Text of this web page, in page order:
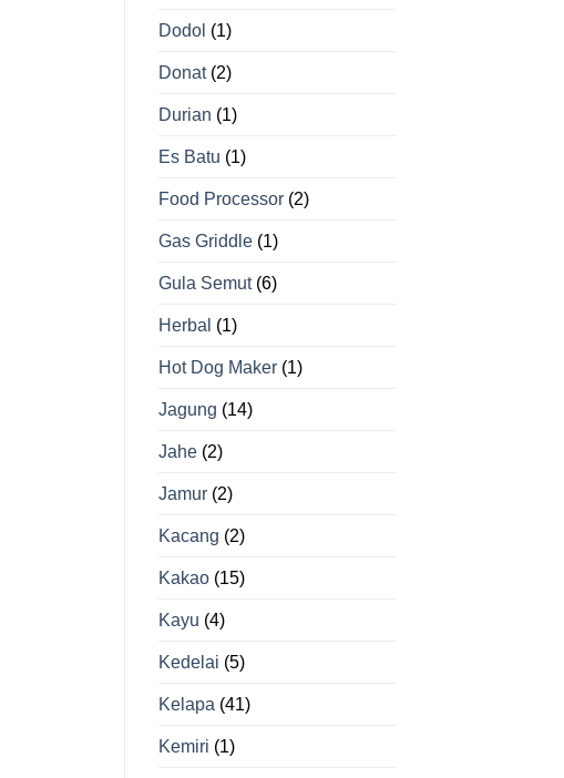
Dodol (1)
Donat(2)
Durian (1)
Es Batu (1)
Food Processor (2)
Gas Griddle (1)
Gula Semut(6)
Herbal (1)
Hot Dog Maker (1)
Jagung (14)
Jahe (2)
Jamur (2)
Kacang (2)
Kakao (15)
Kayu (4)
Kedelai (5)
Kelapa (41)
Kemiri (1)